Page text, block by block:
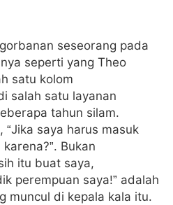
seseorang pada
seperti yang Theo
satu kolom
salah satu layanan
tahun silam.
saya harus masuk
Bukan
itu buat saya,
perempuan saya!” adalah
muncul di kepala kala itu.